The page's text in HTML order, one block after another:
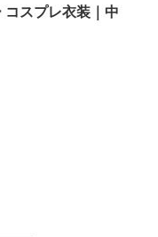
スプレ衣装｜中